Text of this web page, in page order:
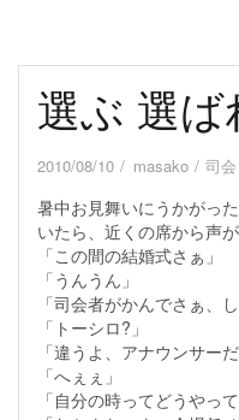
選ぶ 選ば
2010/08/10 masako 司
暑中お見舞いにうかがっ
いたら、近くの席から声が
「この間の結婚式さぁ」
「うんうん」
「司会者がかんでさぁ、
「トーシロ?」
「違うよ、アナウンサー
「へぇぇ」
「自分の時ってどうやっ